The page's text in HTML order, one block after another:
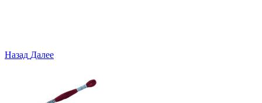
Назад Далее